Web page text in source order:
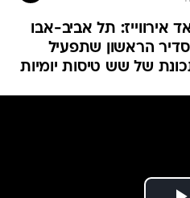
אירווייז: תל אביב-אבו
הראשון שתפעיל
של שש טיסות יומיות